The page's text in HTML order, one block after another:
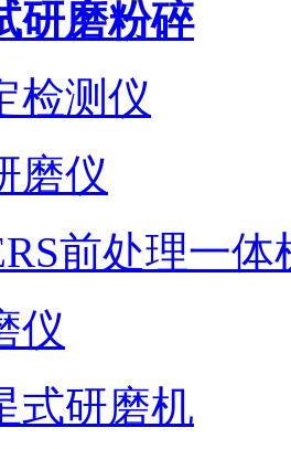
研磨粉碎
检测仪
磨仪
前处理一体
仪
式研磨机